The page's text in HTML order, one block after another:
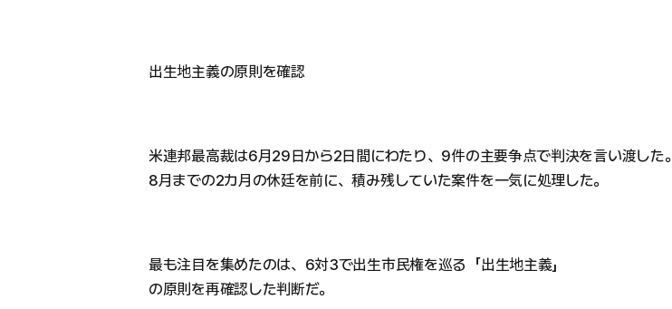
出生地主義の原則を確認
米連邦最高裁は6月29日から2日間にわたり、9件の主要争点で判決を言い渡した。
8月までの2カ月の休廷を前に、積み残していた案件を一気に処理した。
最も注目を集めたのは、6対3で出生市民権を巡る「出生地主義」
の原則を再確認した判断だ。